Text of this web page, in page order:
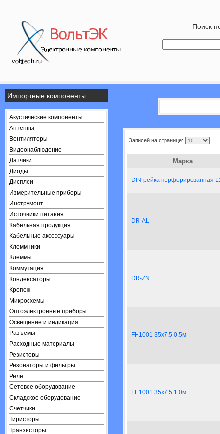
Поиск
Импортные компоненты
Акустические компоненты
Антенны
Вентиляторы
Видеонаблюдение
Датчики
Диоды
Дисплеи
Измерительные приборы
Инструмент
Источники питания
Кабельная продукция
Кабельные аксессуары
Клеммники
Клеммы
Коммутация
Конденсаторы
Крепеж
Микросхемы
Оптоэлектронные приборы
Освещение и индикация
Разъемы
Расходные материалы
Резисторы
Резонаторы и фильтры
Реле
Сетевое оборудование
Складское оборудование
Счетчики
Тиристоры
Транзисторы
Записей на странице:
Марка
DIN-рейка перфорированная
DR-AL
DR-ZN
FH1001 35x7.5 0.5м
FH1001 35x7.5 1.0м